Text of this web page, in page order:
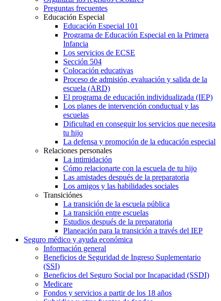
Preguntas frecuentes
Educación Especial
Educación Especial 101
Programa de Educación Especial en la Primera
Infancia
Los servicios de ECSE
Sección 504
Colocación educativas
Proceso de admisión, evaluación y salida de la
escuela (ARD)
El programa de educación individualizada (IEP)
Los planes de intervención conductual y las
escuelas
Dificultad en conseguir los servicios que necesita
tu hijo
La defensa y promoción de la educación especial
Relaciones personales
La intimidación
Cómo relacionarte con la escuela de tu hijo
Las amistades después de la preparatoria
Los amigos y las habilidades sociales
Transiciónes
La transición de la escuela pública
La transición entre escuelas
Estudios después de la preparatoria
Planeación para la transición a través del IEP
Seguro médico y ayuda económica
Información general
Beneficios de Seguridad de Ingreso Suplementario
(SSI)
Beneficios del Seguro Social por Incapacidad (SSDI)
Medicare
Fondos y servicios a partir de los 18 años